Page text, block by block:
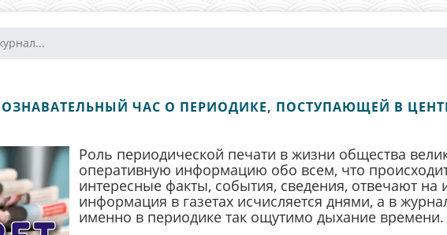
ЧАС О ПЕРИОДИКЕ, ПОСТУПАЮЩЕЙ В
Роль периодической печати в жизни общества
оперативную информацию обо всем, что
интересные факты, события, сведения, отвечают
информация в газетах исчисляется днями, а в
именно в периодике так ощутимо дыхание времени.